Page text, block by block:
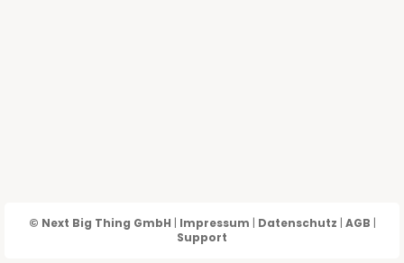
© Next Big Thing GmbH | Impressum | Datenschutz | AGB |
Support